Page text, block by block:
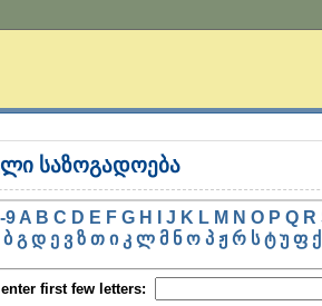
საზოგადოება
9 A B C D E F G H J K L M N O P Q R
ბ გ დ ე ვ ზ თ ი კ ლ მ ნ ო პ ჟ რ ს ტ უ ფ ქ
first few letters: